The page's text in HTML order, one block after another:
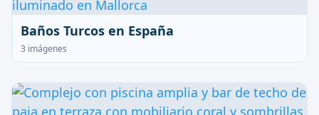
Baños Turcos en España
3 imágenes